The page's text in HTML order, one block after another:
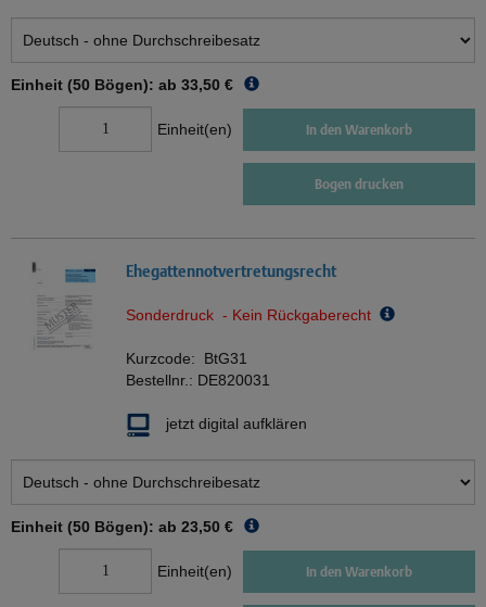
Einheit (50 Bögen): ab 33,50 €
Einheit(en) In den Warenkorb
Bogen drucken
Ehegattennotvertretungsrecht
Sonderdruck - Kein Rückgaberecht
Kurzcode: BtG31
Bestellnr.: DE820031
jetzt digital aufklären
Einheit (50 Bögen): ab 23,50 €
Einheit(en) In den Warenkorb